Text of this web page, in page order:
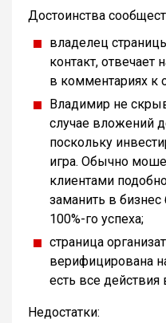
Достоинства
владелец
контакт, отвечает
в комментариях к
Владимир не
случае вложений
поскольку
игра. Обычно
клиентами
заманить в
100%-го успеха;
страница
верифицирована
есть все
Недостатки: